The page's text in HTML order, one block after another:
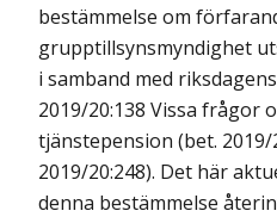
bestämmelse om
grupptillsynsmyndighet
i samband med
2019/20:138 Vissa frågor
tjänstepension (bet. 2019/
2019/20:248). Det här
denna bestämmelse